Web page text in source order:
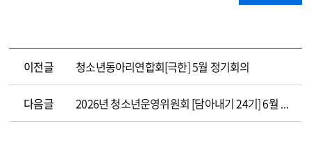
이전글 청소년동아리연합회[극한] 5월 정기회의
다음글 2026년 청소년운영위원회 [담아내기 24기] 6월 정기회의